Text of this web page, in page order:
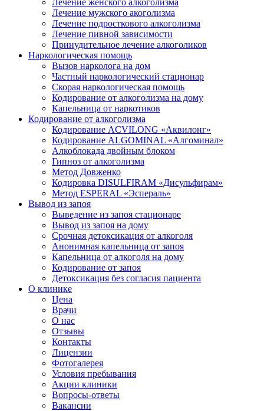
Лечение женского алкоголизма
Лечение мужского акоголизма
Лечение подросткового алкоголизма
Лечение пивной зависимости
Принудительное лечение алкоголиков
Наркологическая помощь
Вызов нарколога на дом
Частный наркологический стационар
Скорая наркологическая помощь
Кодирование от алкоголизма на дому
Капельница от наркотиков
Кодирование от алкоголизма
Кодирование ACVILONG «Аквилонг»
Кодирование ALGOMINAL «Алгоминал»
Алкоблокада двойным блоком
Гипноз от алкоголизма
Метод Довженко
Кодировка DISULFIRAM «Дисульфирам»
Метод ESPERAL «Эспераль»
Вывод из запоя
Выведение из запоя стационаре
Вывод из запоя на дому
Срочная детоксикация от алкоголя
Анонимная капельница от запоя
Капельница от алкоголя на дому
Кодирование от запоя
Детоксикация без согласия пациента
О клинике
Цена
Врачи
О нас
Отзывы
Контакты
Лицензии
Фотогалерея
Условия пребывания
Акции клиники
Вопросы-ответы
Вакансии